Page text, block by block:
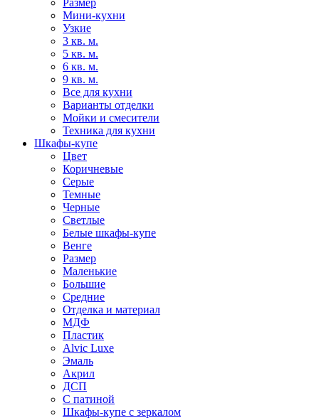
Размер
Мини-кухни
Узкие
3 кв. м.
5 кв. м.
6 кв. м.
9 кв. м.
Все для кухни
Варианты отделки
Мойки и смесители
Техника для кухни
Шкафы-купе
Цвет
Коричневые
Серые
Темные
Черные
Светлые
Белые шкафы-купе
Венге
Размер
Маленькие
Большие
Средние
Отделка и материал
МДФ
Пластик
Alvic Luxe
Эмаль
Акрил
ДСП
С патиной
Шкафы-купе с зеркалом